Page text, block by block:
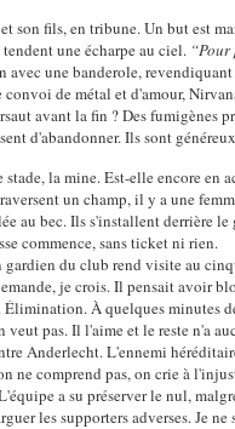
son fils, en tribune. Un but est
une écharpe au ciel.
avec une banderole,
convoi de métal et d'amour,
avant la fin ? Des fumigènes
d'abandonner. Ils sont
stade, la mine. Est-elle encore
un champ, il y a une
au bec. Ils s'installent derrière
commence, sans ticket ni rien.
gardien du club rend visite au
je crois. Il pensait avoir
Élimination. À quelques minutes
veut pas. Il l'aime et le reste n'a
Anderlecht. L'ennemi
ne comprend pas, on crie à
a su préserver le nul,
les supporters adverses. Je